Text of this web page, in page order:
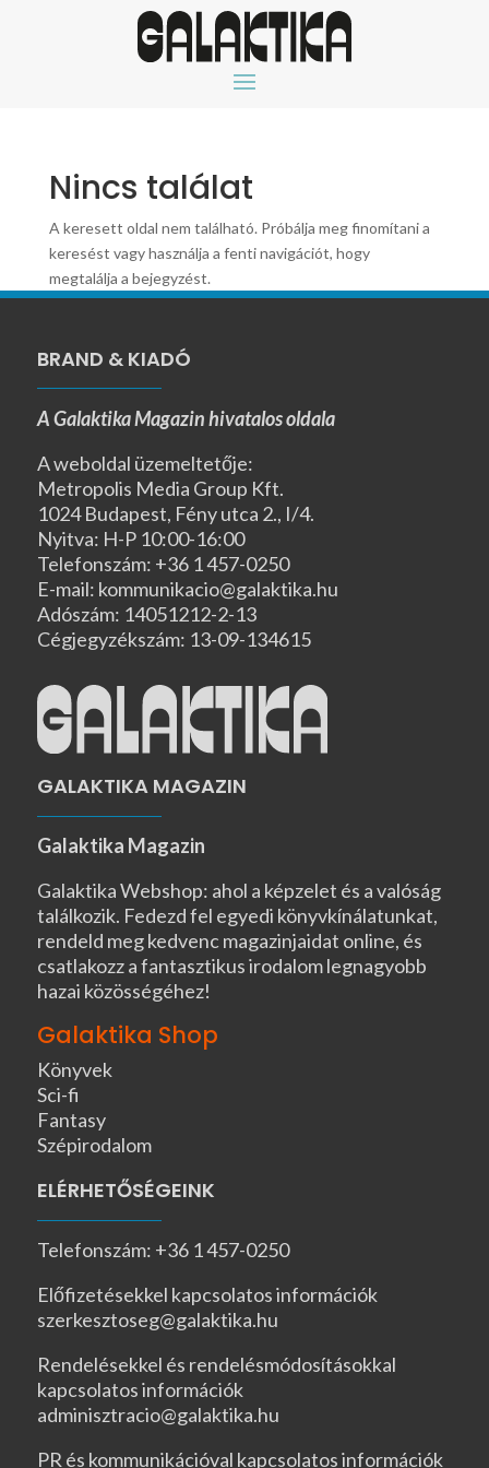
Nincs találat
A keresett oldal nem található. Próbálja meg finomítani a
keresést vagy használja a fenti navigációt, hogy
megtalálja a bejegyzést.
BRAND & KIADÓ
A Galaktika Magazin hivatalos oldala
A weboldal üzemeltetője:
Metropolis Media Group Kft.
1024 Budapest, Fény utca 2., I/4.
Nyitva: H-P 10:00-16:00
Telefonszám: +36 1 457-0250
E-mail: kommunikacio@galaktika.hu
Adószám: 14051212-2-13
Cégjegyzékszám: 13-09-134615
GALAKTIKA MAGAZIN
Galaktika Magazin
Galaktika Webshop: ahol a képzelet és a valóság
találkozik. Fedezd fel egyedi könyvkínálatunkat,
rendeld meg kedvenc magazinjaidat online, és
csatlakozz a fantasztikus irodalom legnagyobb
hazai közösségéhez!
Galaktika Shop
Könyvek
Sci-fi
Fantasy
Szépirodalom
ELÉRHETŐSÉGEINK
Telefonszám: +36 1 457-0250
Előfizetésekkel kapcsolatos információk
szerkesztoseg@galaktika.hu
Rendelésekkel és rendelésmódosításokkal
kapcsolatos információk
adminisztracio@galaktika.hu
PR és kommunikációval kapcsolatos információk